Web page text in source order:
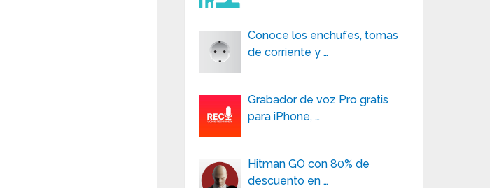
Conoce los enchufes, tomas
de corriente y …
Grabador de voz Pro gratis
para iPhone, …
Hitman GO con 80% de
descuento en …